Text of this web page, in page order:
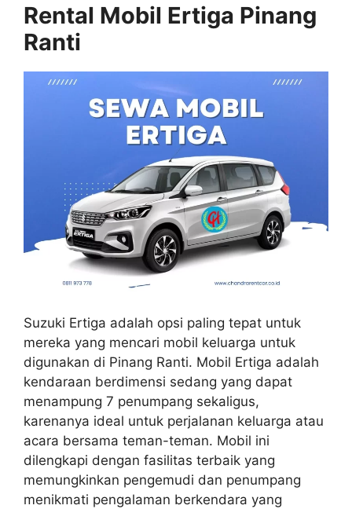
Rental Mobil Ertiga Pinang
Ranti
Suzuki Ertiga adalah opsi paling tepat untuk
mereka yang mencari mobil keluarga untuk
digunakan di Pinang Ranti. Mobil Ertiga adalah
kendaraan berdimensi sedang yang dapat
menampung 7 penumpang sekaligus,
karenanya ideal untuk perjalanan keluarga atau
acara bersama teman-teman. Mobil ini
dilengkapi dengan fasilitas terbaik yang
memungkinkan pengemudi dan penumpang
menikmati pengalaman berkendara yang